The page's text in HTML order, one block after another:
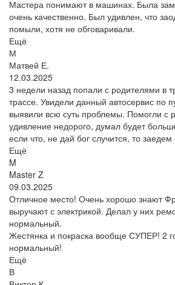
Мастера понимают в машинах. Была
очень качественно. Был удивлен, что
помыли, хотя не обговаривали.
Ещё
М
Матвей Е.
12.03.2025
3 недели назад попали с родителями в
трассе. Увидели данный автосервис по
выявили всю суть проблемы. Помогли
удивление недорого, думал будет
если что, не дай бог случится, то
Ещё
M
Master Z
09.03.2025
Отличное место! Очень хорошо знают
выручают с электрикой. Делал у них
нормальный.
Жестянка и покраска вообще СУПЕР! 2
нормальный!
Ещё
В